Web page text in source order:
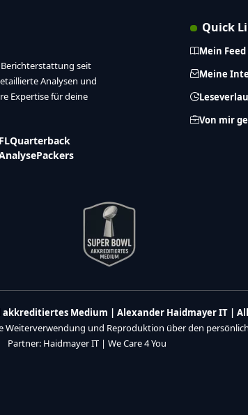
seit
Analysen und
Expertise für deine
Quarterback
Packers
Quick
Mein Feed
Meine
Von mir
akkreditiertes Medium | Alexander Haidmayer IT |
Weiterverwendung und Reproduktion über den
Partner: Haidmayer IT | We Care 4 You